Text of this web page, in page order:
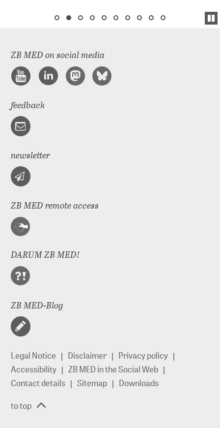
ZB MED on social media
feedback
newsletter
ZB MED remote access
DARUM ZB MED!
ZB MED-Blog
Legal Notice Disclaimer
Privacy policy
Accessibility
ZB MED in the Social Web
Contact details
Sitemap
Downloads
to top